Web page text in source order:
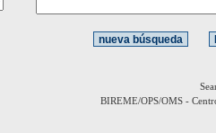
BIREME/OPS/OMS -